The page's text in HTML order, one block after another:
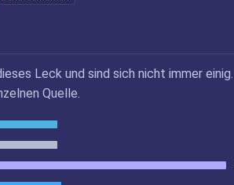
Leck und sind sich nicht immer einig.
Quelle.